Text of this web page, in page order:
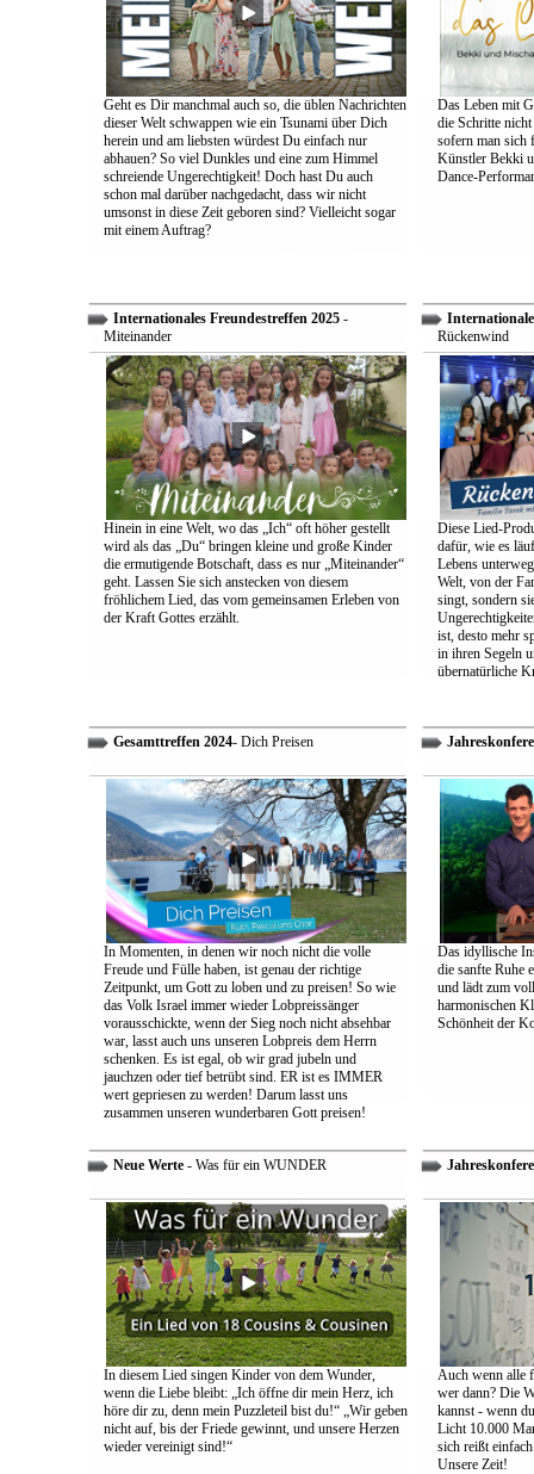
Geht es Dir manchmal auch so, die üblen Nachrichten
dieser Welt schwappen wie ein Tsunami über Dich
herein und am liebsten würdest Du einfach nur
abhauen? So viel Dunkles und eine zum Himmel
schreiende Ungerechtigkeit! Doch hast Du auch
schon mal darüber nachgedacht, dass wir nicht
umsonst in diese Zeit geboren sind? Vielleicht sogar
mit einem Auftrag?
Das Leben mit
die Schritte
sofern man sich
Künstler Bekki
Dance-
Internationales Freundestreffen 2025-
Miteinander
Hinein in eine Welt, wo das „Ich“ oft höher gestellt
wird als das „Du“ bringen kleine und große Kinder
die ermutigende Botschaft, dass es nur „Miteinander“
geht. Lassen Sie sich anstecken von diesem
fröhlichem Lied, das vom gemeinsamen Erleben von
der Kraft Gottes erzählt.
Rückenwind
Diese Lied-
dafür, wie es
Lebens
Welt, von der
singt, sondern
ist, desto mehr
in ihren Segeln
übernatürliche
Gesamttreffen 2024- Dich Preisen
In Momenten, in denen wir noch nicht die volle
Freude und Fülle haben, ist genau der richtige
Zeitpunkt, um Gott zu loben und zu preisen! So wie
das Volk Israel immer wieder Lobpreissänger
vorausschickte, wenn der Sieg noch nicht absehbar
war, lasst auch uns unseren Lobpreis dem Herrn
schenken. Es ist egal, ob wir grad jubeln und
jauchzen oder tief betrübt sind. ER ist es IMMER
wert gepriesen zu werden! Darum lasst uns
zusammen unseren wunderbaren Gott preisen!
Das idyllische
die sanfte Ruhe
und lädt zum
harmonischen
Schönheit der
Neue Werte- Was für ein WUNDER
In diesem Lied singen Kinder von dem Wunder,
wenn die Liebe bleibt: „Ich öffne dir mein Herz, ich
höre dir zu, denn mein Puzzleteil bist du!“ „Wir geben
nicht auf, bis der Friede gewinnt, und unsere Herzen
wieder vereinigt sind!“
Auch wenn alle
wer dann? Die
kannst - wenn
Licht 10.000
sich reißt
Unsere Zeit!